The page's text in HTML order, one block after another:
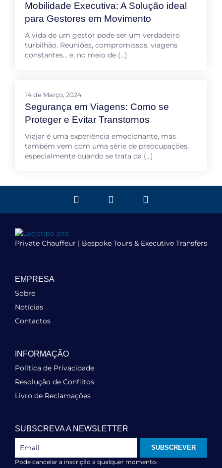
Mobilidade Executiva: A Solução ideal
para Gestores em Movimento
A vida de um gestor pode ser um verdadeiro
turbilhão. Reuniões, compromissos, viagens
constantes… e, no meio de (…)
14 de Março, 2024
Segurança em Viagens: Como se
Proteger e Evitar Transtornos
Viajar é uma experiência emocionante, mas
também vem com uma série de preocupações,
especialmente quando se trata da (…)
Private Chauffeur | Bespoke Tours & Executive Transfers
EMPRESA
Sobre
Notícias
Contactos
INFORMAÇÃO
Política de Privacidade
Resolução de Conflitos
Livro de Reclamações
SUBSCREVA A NEWSLETTER
SUBSCREVER
Pode cancelar a inscrição a qualquer momento.